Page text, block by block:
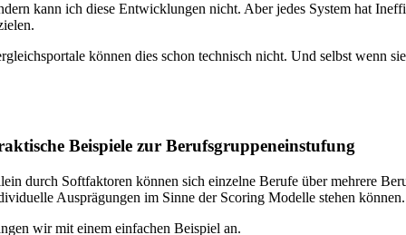
kann ich diese Entwicklungen nicht. Aber jedes System hat
können dies schon technisch nicht. Und selbst wenn
Beispiele zur Berufsgruppeneinstufung
durch Softfaktoren können sich einzelne Berufe über mehrere
Ausprägungen im Sinne der Scoring Modelle stehen können.
wir mit einem einfachen Beispiel an.